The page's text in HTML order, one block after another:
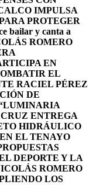
IMPULSA
PROTEGER
bailar y canta a
ROMERO
EN
EL
RACIEL PÉREZ
DE
ENTREGA
HIDRÁULICO
EL TENAYO
DEPORTE Y LA
ROMERO
LOS